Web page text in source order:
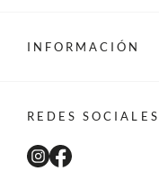
INFORMACIÓN
REDES SOCIALES